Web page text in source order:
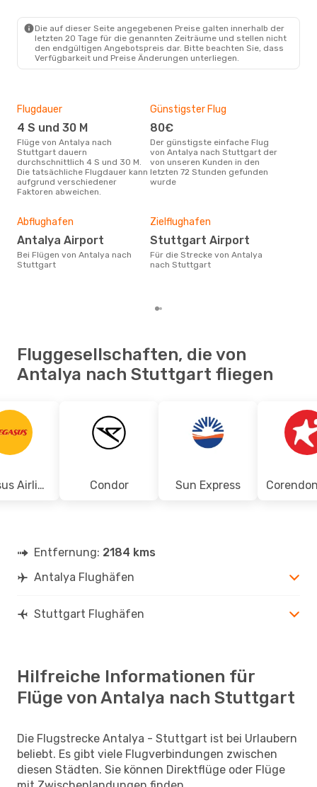
Die auf dieser Seite angegebenen Preise galten innerhalb der
letzten 20 Tage für die genannten Zeiträume und stellen nicht
den endgültigen Angebotspreis dar. Bitte beachten Sie, dass
Verfügbarkeit und Preise Änderungen unterliegen.
Flugdauer
4 S und 30 M
Flüge von Antalya nach
Stuttgart dauern
durchschnittlich 4 S und 30 M.
Die tatsächliche Flugdauer kann
aufgrund verschiedener
Faktoren abweichen.
Günstigster Flug
80€
Der günstigste einfache Flug
von Antalya nach Stuttgart der
von unseren Kunden in den
letzten 72 Stunden gefunden
wurde
Abflughafen
Antalya Airport
Bei Flügen von Antalya nach
Stuttgart
Zielflughafen
Stuttgart Airport
Für die Strecke von Antalya
nach Stuttgart
Fluggesellschaften, die von
Antalya nach Stuttgart fliegen
Pegasus Airlines Condor Sun Express
Entfernung: 2184 kms
Antalya Flughäfen
Stuttgart Flughäfen
Hilfreiche Informationen für
Flüge von Antalya nach Stuttgart
Die Flugstrecke Antalya - Stuttgart ist bei Urlaubern
beliebt. Es gibt viele Flugverbindungen zwischen
diesen Städten. Sie können Direktflüge oder Flüge